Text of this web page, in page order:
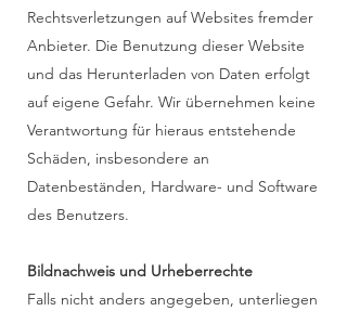
Rechtsverletzungen auf Websites fremder
Anbieter. Die Benutzung dieser Website
und das Herunterladen von Daten erfolgt
auf eigene Gefahr. Wir übernehmen keine
Verantwortung für hieraus entstehende
Schäden, insbesondere an
Datenbeständen, Hardware- und Software
des Benutzers.
Bildnachweis und Urheberrechte
Falls nicht anders angegeben, unterliegen